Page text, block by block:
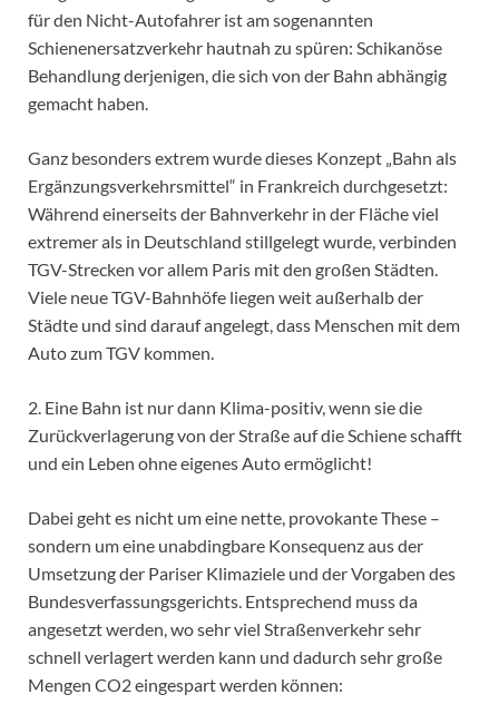
für den Nicht-Autofahrer ist am sogenannten
Schienenersatzverkehr hautnah zu spüren: Schikanöse
Behandlung derjenigen, die sich von der Bahn abhängig
gemacht haben.
Ganz besonders extrem wurde dieses Konzept „Bahn als
Ergänzungsverkehrsmittel“ in Frankreich durchgesetzt:
Während einerseits der Bahnverkehr in der Fläche viel
extremer als in Deutschland stillgelegt wurde, verbinden
TGV-Strecken vor allem Paris mit den großen Städten.
Viele neue TGV-Bahnhöfe liegen weit außerhalb der
Städte und sind darauf angelegt, dass Menschen mit dem
Auto zum TGV kommen.
2. Eine Bahn ist nur dann Klima-positiv, wenn sie die
Zurückverlagerung von der Straße auf die Schiene schafft
und ein Leben ohne eigenes Auto ermöglicht!
Dabei geht es nicht um eine nette, provokante These –
sondern um eine unabdingbare Konsequenz aus der
Umsetzung der Pariser Klimaziele und der Vorgaben des
Bundesverfassungsgerichts. Entsprechend muss da
angesetzt werden, wo sehr viel Straßenverkehr sehr
schnell verlagert werden kann und dadurch sehr große
Mengen CO2 eingespart werden können: